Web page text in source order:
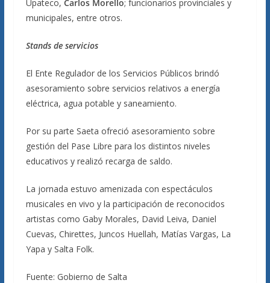
Upateco, Carlos Morello; funcionarios provinciales y
municipales, entre otros.
Stands de servicios
El Ente Regulador de los Servicios Públicos brindó
asesoramiento sobre servicios relativos a energía
eléctrica, agua potable y saneamiento.
Por su parte Saeta ofreció asesoramiento sobre
gestión del Pase Libre para los distintos niveles
educativos y realizó recarga de saldo.
La jornada estuvo amenizada con espectáculos
musicales en vivo y la participación de reconocidos
artistas como Gaby Morales, David Leiva, Daniel
Cuevas, Chirettes, Juncos Huellah, Matías Vargas, La
Yapa y Salta Folk.
Fuente: Gobierno de Salta